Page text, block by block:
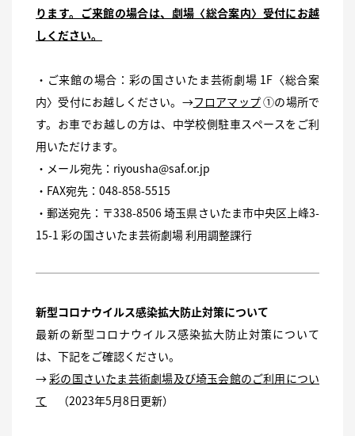
ります。ご来館の場合は、劇場〈総合案内〉受付にお越
しください。
・ご来館の場合：彩の国さいたま芸術劇場 1F〈総合案
内〉受付にお越しください。→フロアマップ①の場所で
す。 お車でお越しの方は、中学校側駐車スペースをご利
用いただけます。
・メール宛先： riyousha@saf.or.jp
・FAX宛先：048-858-5515
・郵送宛先：〒338-8506 埼玉県さいたま市中央区上峰3-
15-1 彩の国さいたま芸術劇場 利用調整課行
新型コロナウイルス感染拡大防止対策について
最新の新型コロナウイルス感染拡大防止対策について
は、下記をご確認ください。
→彩の国さいたま芸術劇場及び埼玉会館のご利用につい
て
（2023年5月8日更新）